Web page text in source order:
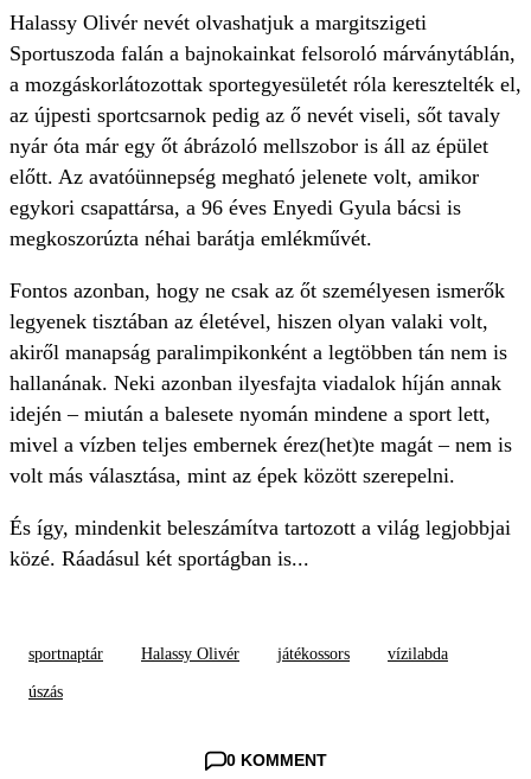
Halassy Olivér nevét olvashatjuk a margitszigeti
Sportuszoda falán a bajnokainkat felsoroló márványtáblán,
a mozgáskorlátozottak sportegyesületét róla keresztelték el,
az újpesti sportcsarnok pedig az ő nevét viseli, sőt tavaly
nyár óta már egy őt ábrázoló mellszobor is áll az épület
előtt. Az avatóünnepség megható jelenete volt, amikor
egykori csapattársa, a 96 éves Enyedi Gyula bácsi is
megkoszorúzta néhai barátja emlékművét.
Fontos azonban, hogy ne csak az őt személyesen ismerők
legyenek tisztában az életével, hiszen olyan valaki volt,
akiről manapság paralimpikonként a legtöbben tán nem is
hallanának. Neki azonban ilyesfajta viadalok híján annak
idején – miután a balesete nyomán mindene a sport lett,
mivel a vízben teljes embernek érez(het)te magát – nem is
volt más választása, mint az épek között szerepelni.
És így, mindenkit beleszámítva tartozott a világ legjobbjai
közé. Ráadásul két sportágban is...
sportnaptár Halassy Olivér játékossors vízilabda
úszás
0 KOMMENT